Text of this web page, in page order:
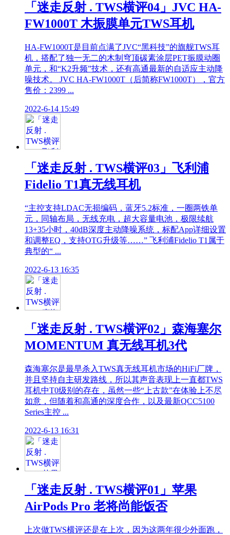
「迷走反射 . TWS横评04」JVC HA-
FW1000T 木振膜单元TWS耳机
HA-FW1000T是目前点满了JVC“黑科技”的旗舰TWS耳
机，搭配了独一无二的木制穹顶碳素涂层PET振膜动圈
单元，和“K2升频”技术，还有高通最新的自适应主动降
噪技术。 JVC HA-FW1000T（后简称FW1000T），官方
售价：2399 ...
2022-6-14 15:49
「迷走反射 . TWS横评03」飞利浦
Fidelio T1真无线耳机
“主控支持LDAC无损编码，蓝牙5.2标准，一圈两铁单
元，同轴布局，无线充电，超大容量电池，极限续航
13+35小时，40dB深度主动降噪系统，标配App详细设置
和调整EQ，支持OTG升级等……” 飞利浦Fidelio T1属于
典型的“ ...
2022-6-13 16:35
「迷走反射 . TWS横评02」森海塞尔
MOMENTUM 真无线耳机3代
森海塞尔是最早杀入TWS真无线耳机市场的HiFi厂牌，
并且坚持自主研发路线，所以其声音表现上一直都TWS
耳机中T0级别的存在，虽然一些“上古款”在体验上不尽
如意，但随着和高通的深度合作，以及最新QCC5100
Series主控 ...
2022-6-13 16:31
「迷走反射 . TWS横评01」苹果
AirPods Pro 老将尚能饭否
上次做TWS横评还是在上次，因为这两年很少外面跑，